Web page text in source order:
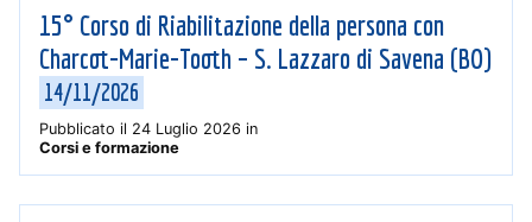
15° Corso di Riabilitazione della persona con
Charcot-Marie-Tooth – S. Lazzaro di Savena (BO)
14/11/2026
Pubblicato il 24 Luglio 2026 in
Corsi e formazione